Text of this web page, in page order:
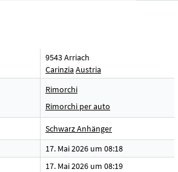
9543 Arriach
Carinzia Austria
Rimorchi
Rimorchi per auto
Schwarz Anhänger
17. Mai 2026 um 08:18
17. Mai 2026 um 08:19